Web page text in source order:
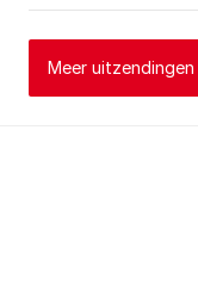
Meer uitzendingen